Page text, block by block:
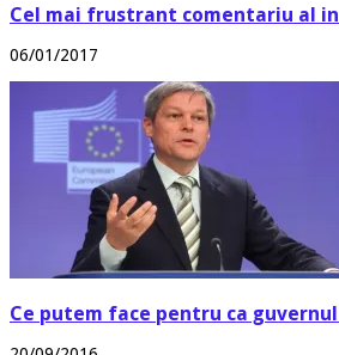
Cel mai frustrant comentariu al
06/01/2017
Ce putem face pentru ca